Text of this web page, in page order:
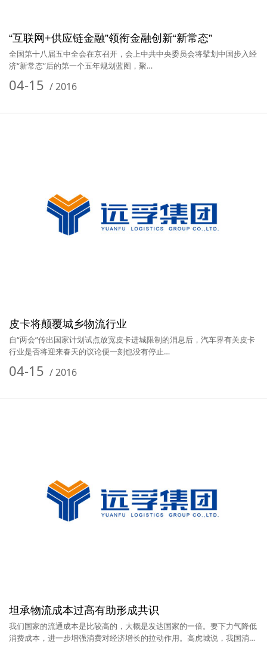
“互联网+供应链金融”领衔金融创新“新常态”
全国第十八届五中全会在京召开，会上中共中央委员会将擘划中国步入经
济“新常态”后的第一个五年规划蓝图，聚…
04-15 /2016
皮卡将颠覆城乡物流行业
自“两会”传出国家计划试点放宽皮卡进城限制的消息后，汽车界有关皮卡
行业是否将迎来春天的议论便一刻也没有停止…
04-15 /2016
坦承物流成本过高有助形成共识
我们国家的流通成本是比较高的，大概是发达国家的一倍。要下力气降低
消费成本，进一步增强消费对经济增长的拉动作用。高虎城说，我国消费